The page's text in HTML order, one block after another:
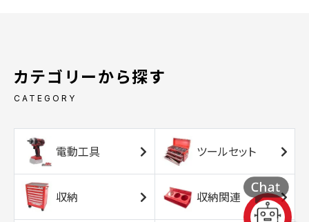
カテゴリーから探す
CATEGORY
電動工具 ツールセット
収納 収納関連